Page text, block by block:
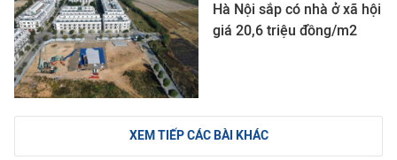
Hà Nội sắp có nhà ở xã hội
giá 20,6 triệu đồng/m2
XEM TIẾP CÁC BÀI KHÁC